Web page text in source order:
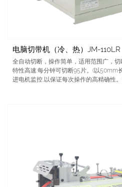
电脑切带机（冷、热）JM-110LR
全自动切断，操作简单，适用范围广，
特性高速:每分钟可切断95片。(以50mm
进电机监控,以保证每次操作的高精确性